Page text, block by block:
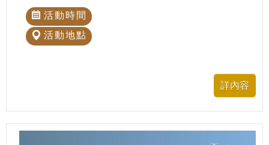
活動時間
活動地點